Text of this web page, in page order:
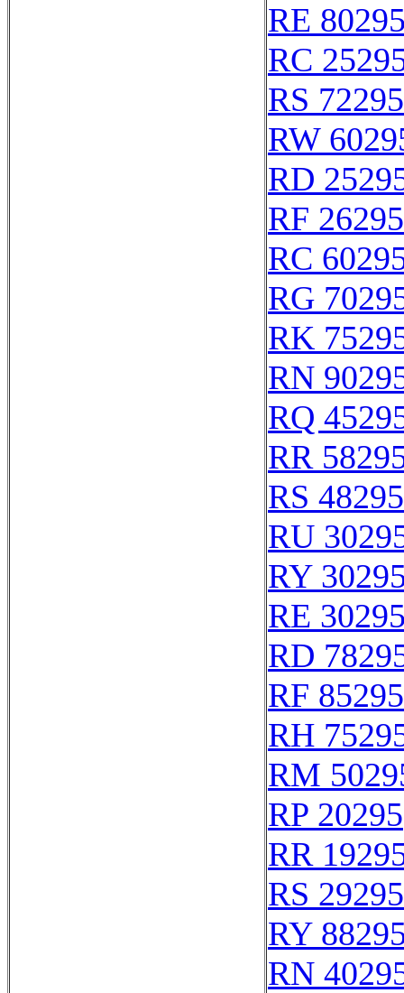
RE
RC
RS 72295
RW
RD
RF 26295
RC
RG
RK
RN
RQ
RR
RS 48295
RU
RY
RE
RD
RF 85295
RH
RM
RP 20295
RR
RS 29295
RY
RN